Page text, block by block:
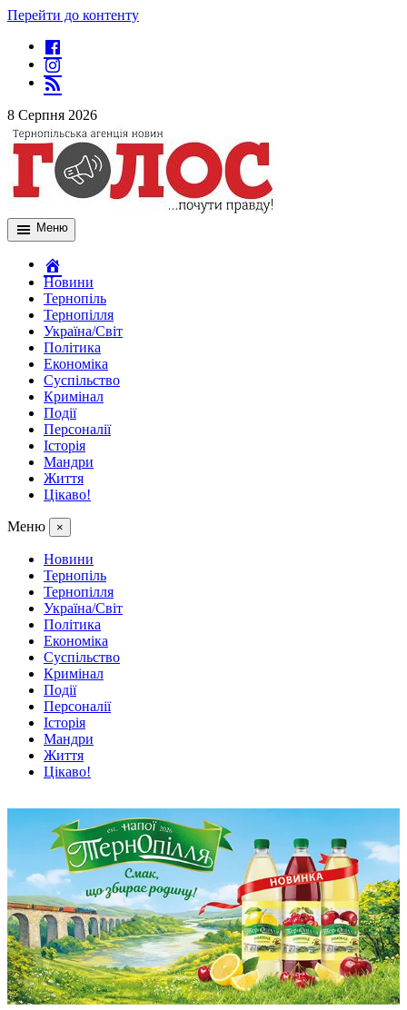
Перейти до контенту
8 Серпня 2026
Меню
Новини
Тернопіль
Тернопілля
Україна/Світ
Політика
Економіка
Суспільство
Кримінал
Події
Персоналії
Історія
Мандри
Життя
Цікаво!
Меню ×
Новини
Тернопіль
Тернопілля
Україна/Світ
Політика
Економіка
Суспільство
Кримінал
Події
Персоналії
Історія
Мандри
Життя
Цікаво!